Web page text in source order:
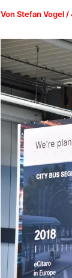
Von Stefan Vogel /